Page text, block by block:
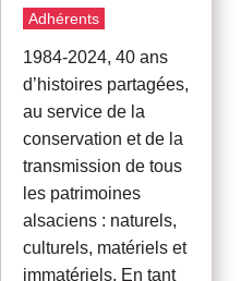
Adhérents
1984-2024, 40 ans
d’histoires partagées,
au service de la
conservation et de la
transmission de tous
les patrimoines
alsaciens : naturels,
culturels, matériels et
immatériels. En tant